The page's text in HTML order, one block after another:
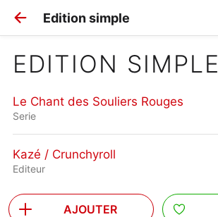
Edition simple
EDITION SIMPLE
Le Chant des Souliers Rouges
Serie
Kazé / Crunchyroll
Editeur
AJOUTER